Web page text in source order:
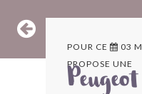
ARCHIVES
POUR CE 03
PROPOSE UNE